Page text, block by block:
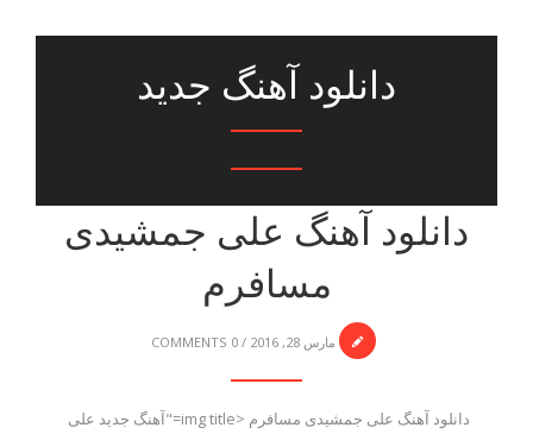
دانلود آهنگ جدید
دانلود آهنگ علی جمشیدی
مسافرم
مارس 28, 2016 /
0 COMMENTS
دانلود آهنگ علی جمشیدی مسافرم <img title="آهنگ جدید علی